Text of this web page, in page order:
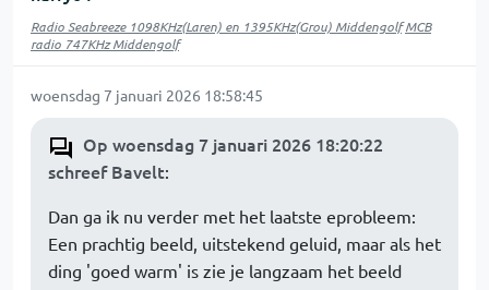
Radio Seabreeze 1098KHz(Laren) en 1395KHz(Grou) Middengolf MCB
radio 747KHz Middengolf
woensdag 7 januari 2026 18:58:45
Op woensdag 7 januari 2026 18:20:22
schreef Bavelt:
Dan ga ik nu verder met het laatste eprobleem:
Een prachtig beeld, uitstekend geluid, maar als het
ding 'goed warm' is zie je langzaam het beeld